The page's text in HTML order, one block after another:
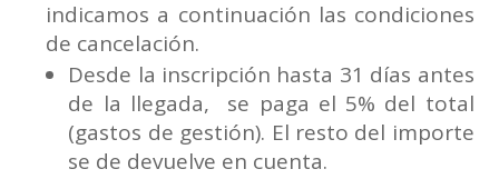
indicamos a continuación las condiciones
de cancelación.
Desde la inscripción hasta 31 días antes
de la llegada, se paga el 5% del total
(gastos de gestión). El resto del importe
se de devuelve en cuenta.